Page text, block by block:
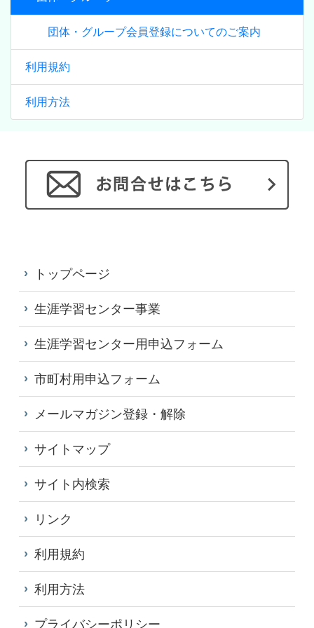
団体・グループ会員登録についてのご案内
利用規約
利用方法
トップページ
生涯学習センター事業
生涯学習センター用申込フォーム
市町村用申込フォーム
メールマガジン登録・解除
サイトマップ
サイト内検索
リンク
利用規約
利用方法
プライバシーポリシー